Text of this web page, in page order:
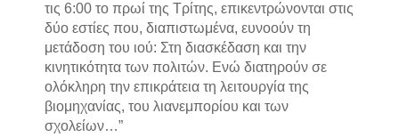
τις 6:00 το πρωί της Τρίτης, επικεντρώνονται στις
δύο εστίες που, διαπιστωμένα, ευνοούν τη
μετάδοση του ιού: Στη διασκέδαση και την
κινητικότητα των πολιτών. Ενώ διατηρούν σε
ολόκληρη την επικράτεια τη λειτουργία της
βιομηχανίας, του λιανεμπορίου και των
σχολείων…”